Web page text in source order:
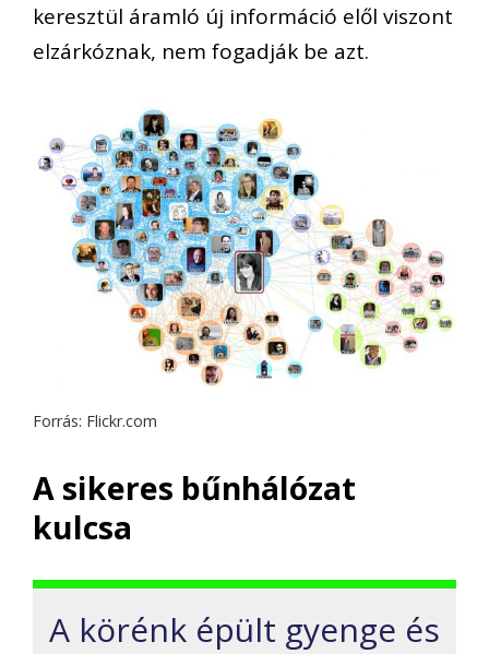
keresztül áramló új információ elől viszont
elzárkóznak, nem fogadják be azt.
Forrás: Flickr.com
A sikeres bűnhálózat
kulcsa
A körénk épült gyenge és